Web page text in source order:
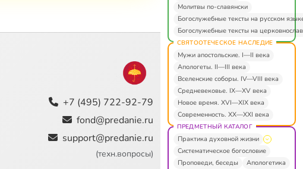
+7 (495) 722-92-79
fond@predanie.ru
support@predanie.ru
(техн.вопросы)
Молитвы по-славянски
Богослужебные тексты на русском
Богослужебные тексты на
СВЯТООТЕЧЕСКОЕ НАСЛЕДИЕ
Мужи апостольские. I—II века
Апологеты. II—III века
Вселенские соборы. IV—VIII века
Средневековье. IX—XV века
Новое время. XVI—XIX века
Современность. XX—XXI века
ПРЕДМЕТНЫЙ КАТАЛОГ
Практика духовной жизни
Систематическое богословие
Проповеди, беседы
Апологетика